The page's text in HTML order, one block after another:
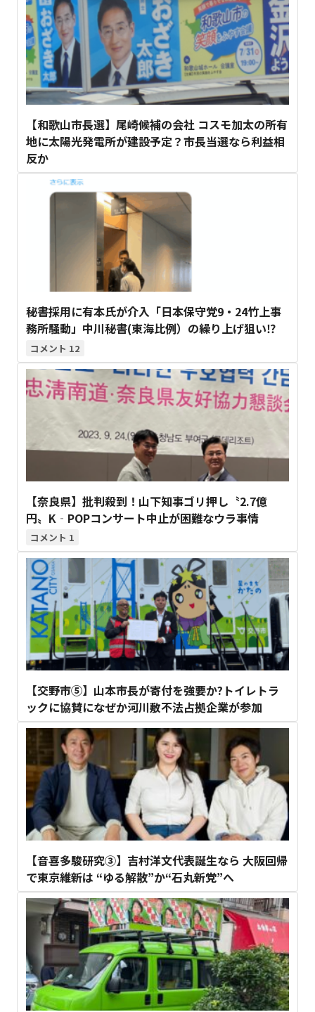
【和歌山市長選】尾崎候補の会社 コスモ加太の所有
地に太陽光発電所が建設予定？市長当選なら利益相
反か
秘書採用に有本氏が介入「日本保守党9・24竹上事
務所騒動」中川秘書(東海比例）の繰り上げ狙い⁉
12
【奈良県】批判殺到！山下知事ゴリ押し〝2.7億
円〟K‐POPコンサート中止が困難なウラ事情
1
【交野市⑤】山本市長が寄付を強要か?トイレトラ
ックに協賛になぜか河川敷不法占拠企業が参加
【音喜多駿研究③】吉村洋文代表誕生なら 大阪回帰
で東京維新は “ゆる解散”か“石丸新党”へ